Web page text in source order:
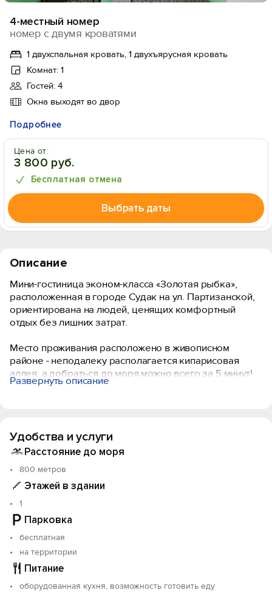
4-местный номер
номер с двумя кроватями
1 двухспальная кровать, 1 двухъярусная кровать
Комнат: 1
Гостей: 4
Окна выходят во двор
Подробнее
Цена от:
3 800 руб.
Бесплатная отмена
Выбрать даты
Описание
Мини-гостиница эконом-класса «Золотая рыбка»,
расположенная в городе Судак на ул. Партизанской,
ориентирована на людей, ценящих комфортный
отдых без лишних затрат.
Место проживания расположено в живописном
районе - неподалеку располагается кипарисовая
аллея, а добраться до моря можно всего за 5 минут!
Это позволяет не только насладиться местными
аптеки, банка или пообедать в любом из множества
кафе.
встретить Вас на Судакском автовокзале
совершенно бесплатно!
Развернуть описание
Удобства и услуги
Расстояние до моря
800 метров
Этажей в здании
1
Парковка
бесплатная
на территории
Питание
оборудованная кухня, возможность готовить еду